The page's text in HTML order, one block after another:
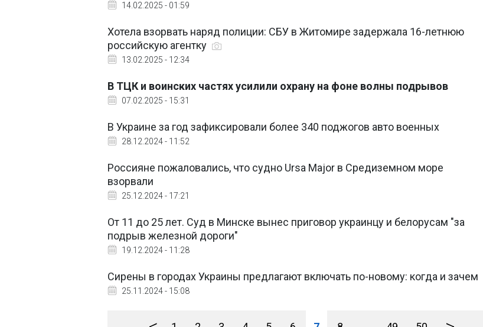
14.02.2025 - 01:59
Хотела взорвать наряд полиции: СБУ в Житомире задержала 16-летнюю
российскую агентку
13.02.2025 - 12:34
В ТЦК и воинских частях усилили охрану на фоне волны подрывов
07.02.2025 - 15:31
В Украине за год зафиксировали более 340 поджогов авто военных
28.12.2024 - 11:52
Россияне пожаловались, что судно Ursa Major в Средиземном море
взорвали
25.12.2024 - 17:21
От 11 до 25 лет. Суд в Минске вынес приговор украинцу и белорусам "за
подрыв железной дороги"
19.12.2024 - 11:28
Сирены в городах Украины предлагают включать по-новому: когда и зачем
25.11.2024 - 15:08